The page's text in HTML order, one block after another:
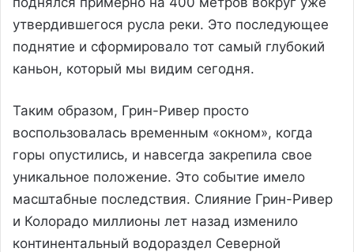
утвердившегося русла реки. Это последующее
поднятие и сформировало тот самый глубокий
каньон, который мы видим сегодня.
Таким образом, Грин-Ривер просто
воспользовалась временным «окном», когда
горы опустились, и навсегда закрепила свое
уникальное положение. Это событие имело
масштабные последствия. Слияние Грин-Ривер
и Колорадо миллионы лет назад изменило
континентальный водораздел Северной